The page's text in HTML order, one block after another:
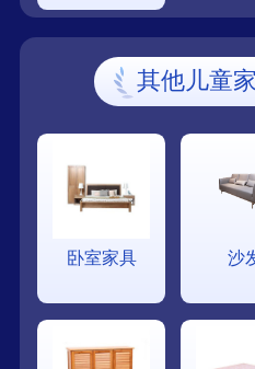
其他儿童
卧室家具 沙